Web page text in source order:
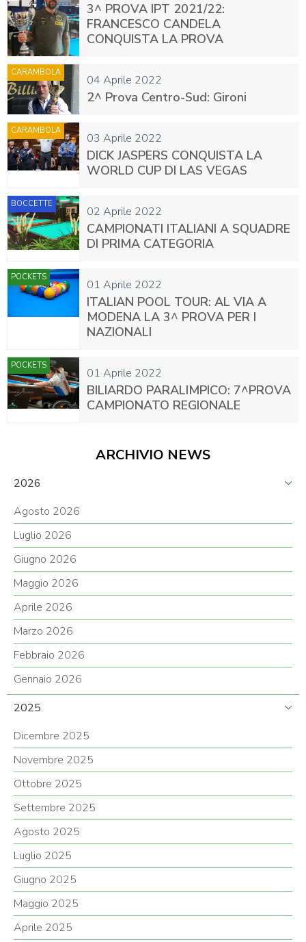
3^ PROVA IPT 2021/22:
FRANCESCO CANDELA
CONQUISTA LA PROVA
04 Aprile 2022
CARAMBOLA
2^ Prova Centro-Sud: Gironi
03 Aprile 2022
CARAMBOLA
DICK JASPERS CONQUISTA LA
WORLD CUP DI LAS VEGAS
02 Aprile 2022
BOCCETTE
CAMPIONATI ITALIANI A SQUADRE
DI PRIMA CATEGORIA
01 Aprile 2022
POCKETS
ITALIAN POOL TOUR: AL VIA A
MODENA LA 3^ PROVA PER I
NAZIONALI
01 Aprile 2022
POCKETS
BILIARDO PARALIMPICO: 7^PROVA
CAMPIONATO REGIONALE
ARCHIVIO NEWS
2026
Agosto 2026
Luglio 2026
Giugno 2026
Maggio 2026
Aprile 2026
Marzo 2026
Febbraio 2026
Gennaio 2026
2025
Dicembre 2025
Novembre 2025
Ottobre 2025
Settembre 2025
Agosto 2025
Luglio 2025
Giugno 2025
Maggio 2025
Aprile 2025